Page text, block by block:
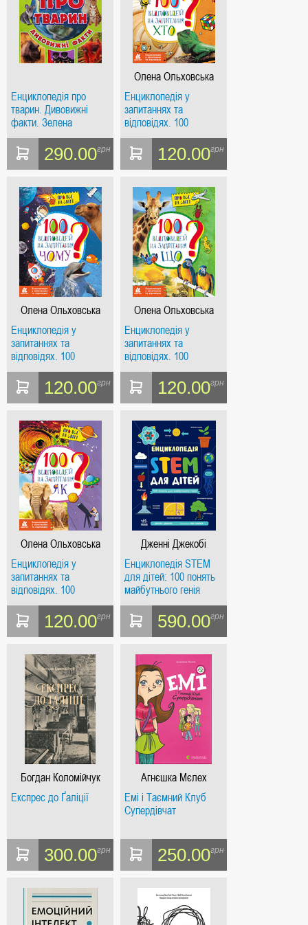
Енциклопедія про
тварин. Дивовижні
факти. Зелена
290.00грн
Олена Ольховська
Енциклопедія у
запитаннях та
відповідях. 100
відповідей на
запитання ХТО?
120.00грн
Олена Ольховська
Енциклопедія у
запитаннях та
відповідях. 100
відповідей на
запитання ЧОМУ?
120.00грн
Олена Ольховська
Енциклопедія у
запитаннях та
відповідях. 100
відповідей на
запитання ЩО?
120.00грн
Олена Ольховська
Енциклопедія у
запитаннях та
відповідях. 100
відповідей на
запитання ЯК?120.00грн
Дженні Джекобі
Енциклопедія STEM
для дітей: 100 понять
майбутнього генія
590.00грн
Богдан Коломійчук
Експрес до Ґаліції
300.00грн
Агнєшка Мєлех
Емі і Таємний Клуб
Супердівчат
250.00грн